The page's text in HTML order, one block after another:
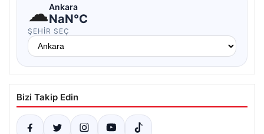
☁Ankara
NaN°C
ŞEHIR SEÇ
Bizi Takip Edin